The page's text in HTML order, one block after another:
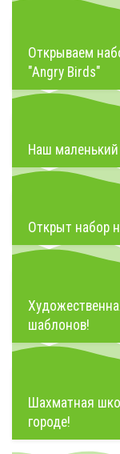
Открываем
"Angry Birds"
Наш
Открыт набор
шаблонов!
Шахматная
городе!